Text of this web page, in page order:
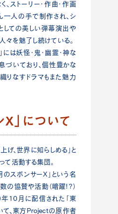
、ストーリー・作曲・作画
一人の手で制作され、シ
しての美しい弾幕演出や
々を魅了し続けている。
には妖怪・鬼・幽霊・神な
づいており、個性豊かな
りなすドラマもまた魅力
X」について
げ、世界に知らしめる」と
て活動する集団。
のスポンサーＸ」という名
の協賛や活動（暗躍!?）
年10月に配信された「東
て、東方Projectの原作者